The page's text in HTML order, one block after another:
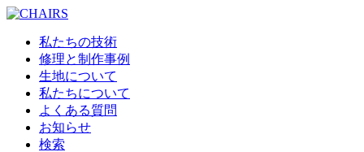
私たちの技術
修理と制作事例
生地について
私たちについて
よくある質問
お知らせ
検索